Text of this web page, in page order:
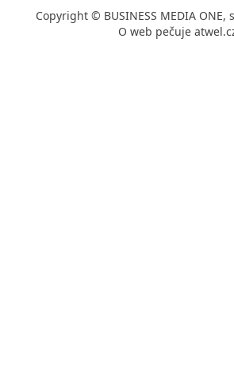
Copyright © BUSINESS MEDIA ONE,